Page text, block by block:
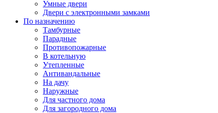
Умные двери
Двери с электронными замками
По назначению
Тамбурные
Парадные
Противопожарные
В котельную
Утепленные
Антивандальные
На дачу
Наружные
Для частного дома
Для загородного дома